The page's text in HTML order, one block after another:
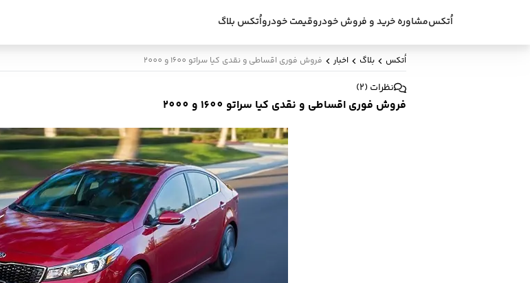
اُتکسمشاوره خرید و فروش خودروقیمت خودرواُتکس بلاگ
اُتکس بلاگ اخبار فروش فوری اقساطی و نقدی کیا سراتو 1600 و 2000
نظرات (
2
)
فروش فوری اقساطی و نقدی کیا سراتو 1600 و 2000